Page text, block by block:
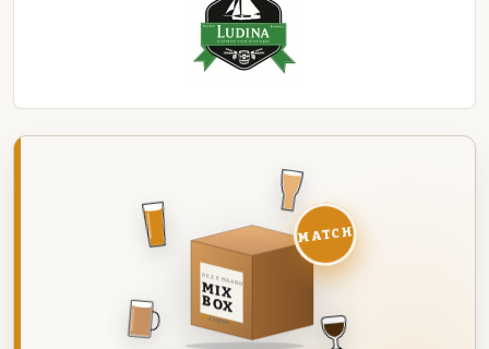
DEZE MAAND
MIX
BOX
8 BIEREN
MATCH